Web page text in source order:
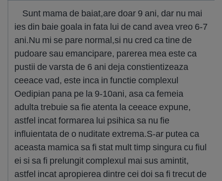
Sunt mama de baiat,are doar 9 ani, dar nu mai
ies din baie goala in fata lui de cand avea vreo 6-7
ani.Nu mi se pare normal,si nu cred ca tine de
pudoare sau emancipare, parerea mea este ca
pustii de varsta de 6 ani deja constientizeaza
ceeace vad, este inca in functie complexul
Oedipian pana pe la 9-10ani, asa ca femeia
adulta trebuie sa fie atenta la ceeace expune,
astfel incat formarea lui psihica sa nu fie
influientata de o nuditate extrema.S-ar putea ca
aceasta mamica sa fi stat mult timp singura cu fiul
ei si sa fi prelungit complexul mai sus amintit,
astfel incat apropierea dintre cei doi sa fi trecut de